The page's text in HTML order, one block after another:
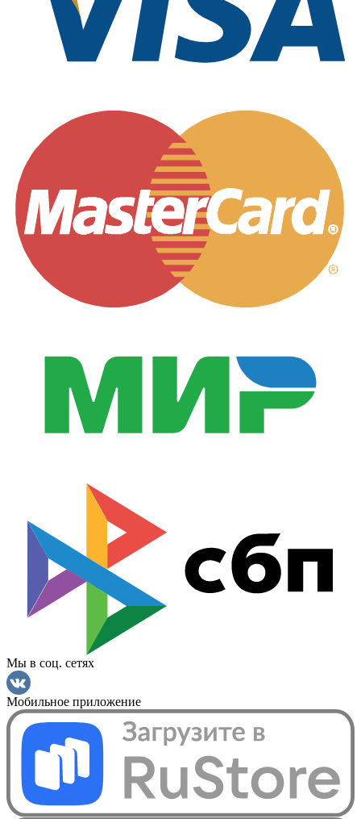
Мы в соц. сетях
Мобильное приложение